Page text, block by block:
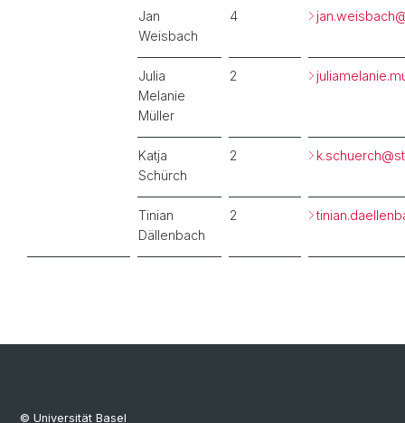
Jan
Weisbach
4
Julia
Melanie
Müller
2
Katja
Schürch
2 k.schuerch@
Tinian
Dällenbach
2
© Universität Basel